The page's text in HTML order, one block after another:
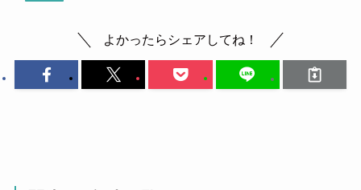
よかったらシェアしてね！